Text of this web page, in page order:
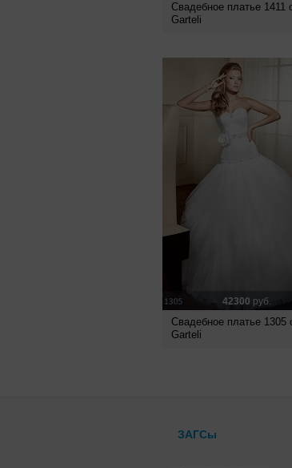
Свадебное платье 1411
Garteli
42300 руб.
Свадебное платье 1305
Garteli
ЗАГСы